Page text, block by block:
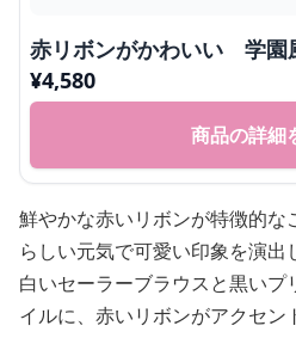
赤リボンがかわいい 学園
¥4,580
商品の詳細
鮮やかな赤いリボンが特徴的な
らしい元気で可愛い印象を演出
白いセーラーブラウスと黒いプ
イルに、赤いリボンがアクセン